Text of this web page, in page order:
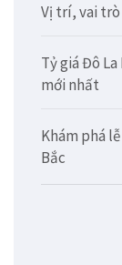
Vị trí, vai trò
Tỷ giá Đô
mới nhất
Khám phá
Bắc